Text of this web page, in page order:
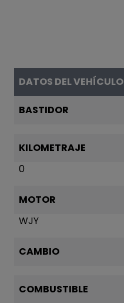
DATOS DEL VEHÍCULO
BASTIDOR
KILOMETRAJE
0
MOTOR
WJY
CAMBIO
COMBUSTIBLE